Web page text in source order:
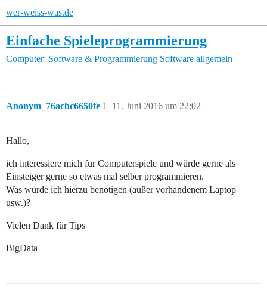
wer-weiss-was.de
Einfache Spieleprogrammierung
Computer: Software & Programmierung Software allgemein
Anonym_76acbc6650fe 11. Juni 2016 um 22:02
1
Hallo,
ich interessiere mich für Computerspiele und würde gerne als
Einsteiger gerne so etwas mal selber programmieren.
Was würde ich hierzu benötigen (außer vorhandenem Laptop
usw.)?
Vielen Dank für Tips
BigData